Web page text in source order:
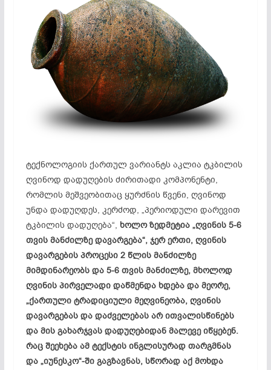
ტექნოლოგიის ქართულ ვარიანტს აკლია ტკბილის
ღვინოდ დადუღების ძირითადი კომპონენტი,
რომლის მეშვეობითაც ყურძნის წვენი, ღვინოდ
უნდა დადუღდეს, კერძოდ, „პერიოდული დარევით
ტკბილის დადუღება“, ხოლო ზედმეტია „ღვინის 5-6
თვის მანძილზე დავარგება“, ჯერ ერთი, ღვინის
დავარგებისპროცესი 2 წლის მანძილზე
მიმდინარეობს და 5-6 თვის მანძილზე, მხოლოდ
ღვინის პირველადი დაწმენდა ხდება და მეორე,
„ქართული ტრადიციული მეღვინეობა, ღვინის
დავარგებასდა დაძველებასარ ითვალისწინებს
და მის გახარჯვას დადუღებიდანმალევე იწყებენ.
რაც შეეხება ამ ტექსტის ინგლისურად თარგმნას
და „იუნესკო“-ში გაგზავნას, სწორად აქ მოხდა